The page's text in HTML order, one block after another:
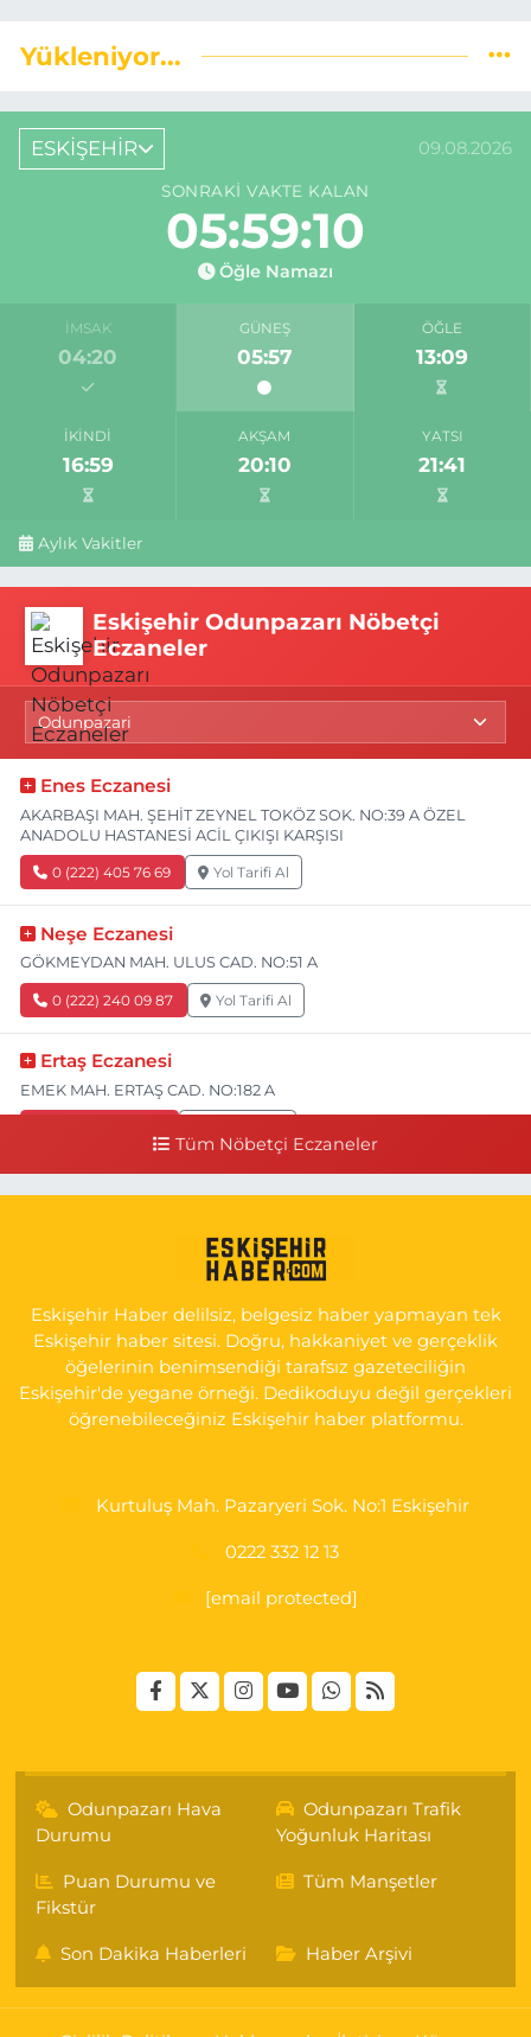
Yükleniyor...
ESKİŞEHİR 09.08.2026
SONRAKI VAKTE KALAN
05:59:09
Öğle Namazı
İMSAK
04:20
GÜNEŞ
05:57
ÖĞLE
13:09
İKINDI
16:59
AKŞAM
20:10
YATSI
21:41
Aylık Vakitler
Eskişehir Odunpazarı Nöbetçi
Eczaneler
Enes Eczanesi
AKARBAŞI MAH. ŞEHİT ZEYNEL TOKÖZ SOK. NO:39 A ÖZEL
ANADOLU HASTANESİ ACİL ÇIKIŞI KARŞISI
0 (222) 405 76 69 Yol Tarifi Al
Neşe Eczanesi
GÖKMEYDAN MAH. ULUS CAD. NO:51 A
0 (222) 240 09 87 Yol Tarifi Al
Ertaş Eczanesi
EMEK MAH. ERTAŞ CAD. NO:182 A
YAN SOKAĞI POLİKLİNİK KAPISI TAM KARŞISI I
Yol Tarifi Al
Tüm Nöbetçi Eczaneler
Eskişehir Haber delilsiz, belgesiz haber yapmayan tek
Eskişehir haber sitesi. Doğru, hakkaniyet ve gerçeklik
öğelerinin benimsendiği tarafsız gazeteciliğin
Eskişehir'de yegane örneği. Dedikoduyu değil gerçekleri
öğrenebileceğiniz Eskişehir haber platformu.
Kurtuluş Mah. Pazaryeri Sok. No:1 Eskişehir
0222 332 12 13
[email protected]
Odunpazarı Hava
Durumu
Odunpazarı Trafik
Yoğunluk Haritası
Puan Durumu ve
Fikstür
Tüm Manşetler
Son Dakika Haberleri Haber Arşivi